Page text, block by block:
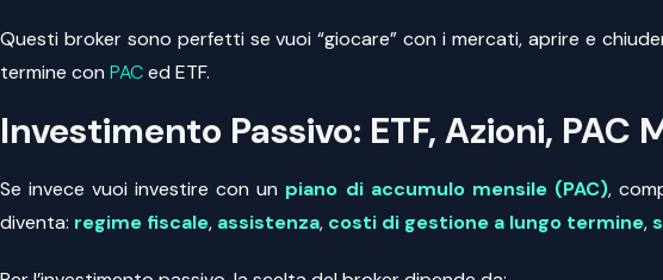
Questi broker sono perfetti se vuoi “giocare” con i mercati, aprire e
termine con PACed ETF.
Investimento Passivo: ETF, Azioni, PAC
Se invece vuoi investire con un piano di accumulo mensile (PAC),
diventa: regime fiscale, assistenza, costi di gestione a lungo termine,